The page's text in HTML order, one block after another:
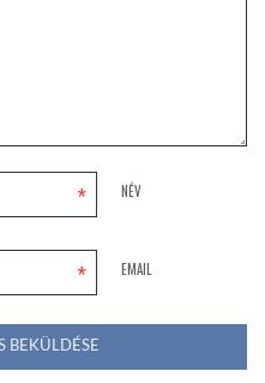
NÉV
*
EMAIL
*